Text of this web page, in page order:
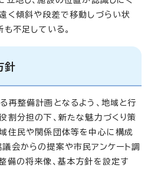
く傾斜や段差で移動しづらい状
不足している。
針
再整備計画となるよう、地域と行
割分担の下、新たな魅力づくり策
住民や関係団体等を中心に構成
会からの提案や市民アンケート調
備の将来像、基本方針を設定す